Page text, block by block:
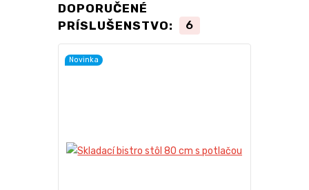
DOPORUČENÉ
PRÍSLUŠENSTVO:
6
Novinka